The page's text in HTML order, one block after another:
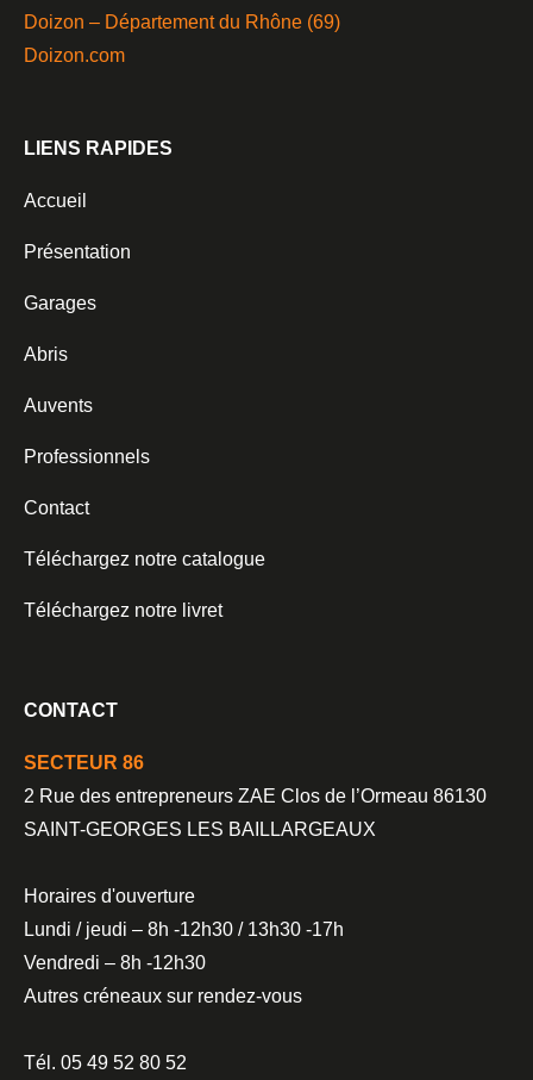
Doizon – Département du Rhône (69)
Doizon.com
LIENS RAPIDES
Accueil
Présentation
Garages
Abris
Auvents
Professionnels
Contact
Téléchargez notre catalogue
Téléchargez notre livret
CONTACT
SECTEUR 86
2 Rue des entrepreneurs ZAE Clos de l’Ormeau 86130
SAINT-GEORGES LES BAILLARGEAUX
Horaires d'ouverture
Lundi / jeudi – 8h -12h30 / 13h30 -17h
Vendredi – 8h -12h30
Autres créneaux sur rendez-vous
Tél. 05 49 52 80 52